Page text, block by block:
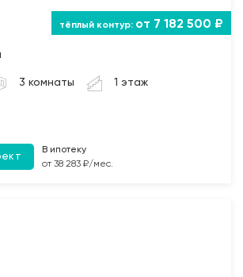
от 7 182 500 ₽
3 комнаты 1 этаж
В ипотеку
от 38 283 ₽/мес.